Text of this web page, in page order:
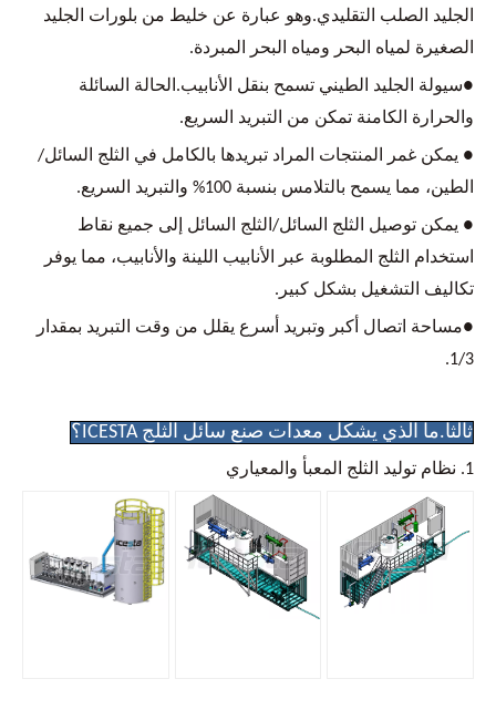
الجليد الصلب التقليدي.وهو عبارة عن خليط من بلورات الجليد
الصغيرة لمياه البحر ومياه البحر المبردة.
●سيولة الجليد الطيني تسمح بنقل الأنابيب.الحالة السائلة
والحرارة الكامنة تمكن من التبريد السريع.
● يمكن غمر المنتجات المراد تبريدها بالكامل في الثلج السائل/
الطين، مما يسمح بالتلامس بنسبة 100% والتبريد السريع.
● يمكن توصيل الثلج السائل/الثلج السائل إلى جميع نقاط
استخدام الثلج المطلوبة عبر الأنابيب اللينة والأنابيب، مما يوفر
تكاليف التشغيل بشكل كبير.
●مساحة اتصال أكبر وتبريد أسرع يقلل من وقت التبريد بمقدار
1/3.
ثالثا.ما الذي يشكل معدات صنع سائل الثلج ICESTA؟
1. نظام توليد الثلج المعبأ والمعياري